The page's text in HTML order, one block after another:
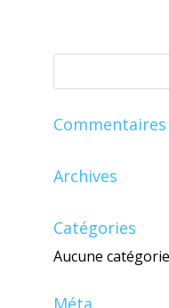
Archives
Catégories
Aucune catégorie
Méta